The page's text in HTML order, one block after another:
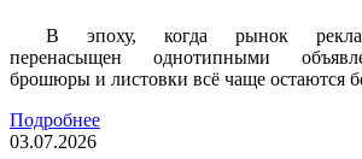
В эпоху, когда рынок
перенасыщен однотипными
брошюры и листовки всё чаще остаются
Подробнее
03.07.2026